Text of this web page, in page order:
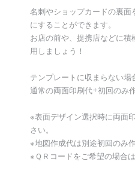
名刺やショップカードの裏面
にすることができます。
お店の前や、提携店などに積
用しましょう！
テンプレートに収まらない場
通常の両面印刷代+初回のみ
※表面デザイン選択時に両面
さい。
※地図作成代は別途初回のみ
※ＱＲコードをご希望の場合